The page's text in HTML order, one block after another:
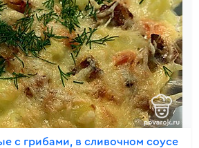
с грибами, в сливочном соусе